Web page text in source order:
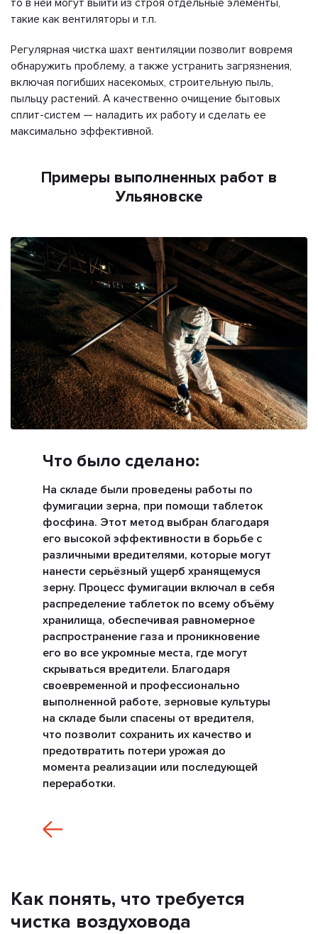
такие как вентиляторы и т.п.
Регулярная чистка шахт вентиляции позволит вовремя
обнаружить проблему, а также устранить загрязнения,
включая погибших насекомых, строительную пыль,
пыльцу растений. А качественно очищение бытовых
сплит-систем — наладить их работу и сделать ее
максимально эффективной.
Примеры выполненных работ в
Ульяновске
Что было сделано:
На складе были проведены работы по
фумигации зерна, при помощи таблеток
фосфина. Этот метод выбран благодаря
его высокой эффективности в борьбе с
различными вредителями, которые могут
нанести серьёзный ущерб хранящемуся
зерну. Процесс фумигации включал в себя
распределение таблеток по всему объёму
хранилища, обеспечивая равномерное
распространение газа и проникновение
его во все укромные места, где могут
скрываться вредители. Благодаря
своевременной и профессионально
выполненной работе, зерновые культуры
на складе были спасены от вредителя,
что позволит сохранить их качество и
предотвратить потери урожая до
момента реализации или последующей
переработки.
Как понять, что требуется
чистка воздуховода